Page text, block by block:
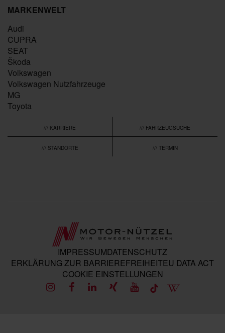
MARKENWELT
Audi
CUPRA
SEAT
Škoda
Volkswagen
Volkswagen Nutzfahrzeuge
MG
Toyota
/// KARRIERE /// FAHRZEUGSUCHE
/// STANDORTE /// TERMIN
IMPRESSUMDATENSCHUTZ
ERKLÄRUNG ZUR BARRIEREFREIHEITEU DATA ACT
COOKIE EINSTELLUNGEN